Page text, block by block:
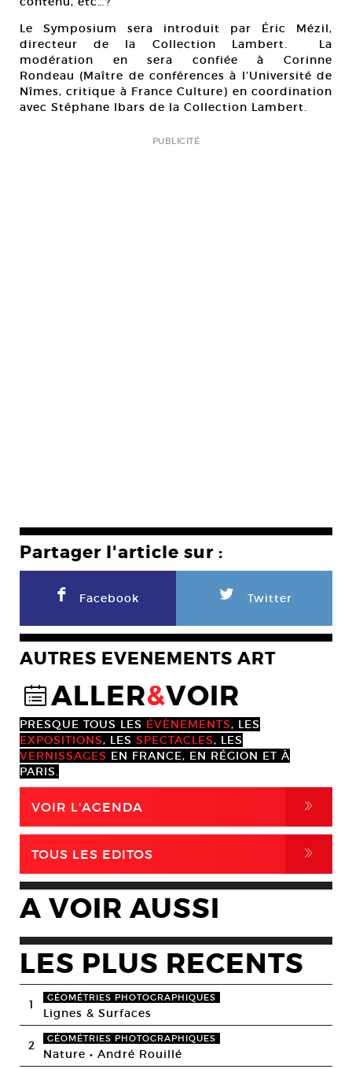
Le Symposium sera introduit par Éric Mézil,
directeur de la Collection Lambert. La
modération en sera confiée à Corinne
Rondeau (Maître de conférences à l’Université de
Nîmes, critique à France Culture) en coordination
avec Stéphane Ibars de la Collection Lambert.
PUBLICITÉ
Partager l'article sur :
F Facebook L Twitter
AUTRES EVENEMENTS ART
@ALLER&VOIR
PRESQUE TOUS LES ÉVÈNEMENTS, LES
EXPOSITIONS, LES SPECTACLES, LES
VERNISSAGES EN FRANCE, EN RÉGION ET À
PARIS.
VOIR L'AGENDA ,
TOUS LES EDITOS ,
A VOIR AUSSI
LES PLUS RECENTS
1 GÉOMÉTRIES PHOTOGRAPHIQUES
Lignes & Surfaces
2 GÉOMÉTRIES PHOTOGRAPHIQUES
Nature • André Rouillé